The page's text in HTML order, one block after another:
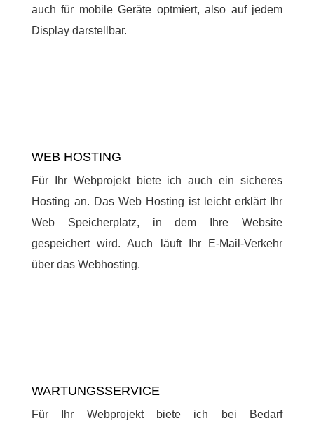
auch für mobile Geräte optmiert, also auf jedem
Display darstellbar.
WEB HOSTING
Für Ihr Webprojekt biete ich auch ein sicheres
Hosting an. Das Web Hosting ist leicht erklärt Ihr
Web Speicherplatz, in dem Ihre Website
gespeichert wird. Auch läuft Ihr E-Mail-Verkehr
über das Webhosting.
WARTUNGSSERVICE
Für Ihr Webprojekt biete ich bei Bedarf